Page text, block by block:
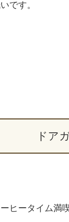
です。
ドア
ヒータイム満